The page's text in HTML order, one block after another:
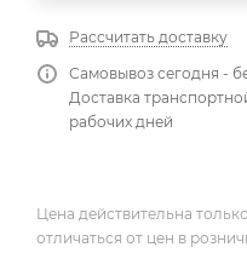
Рассчитать доставку
Самовывоз сегодня -
Доставка
рабочих дней
Цена действительна
отличаться от цен в